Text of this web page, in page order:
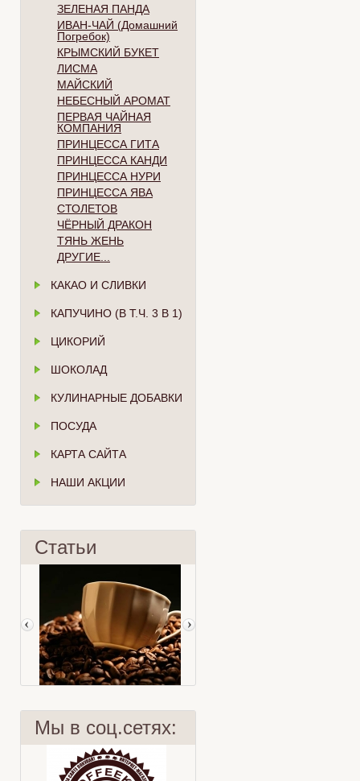
ЗЕЛЕНАЯ ПАНДА
ИВАН-ЧАЙ (Домашний
Погребок)
КРЫМСКИЙ БУКЕТ
ЛИСМА
МАЙСКИЙ
НЕБЕСНЫЙ АРОМАТ
ПЕРВАЯ ЧАЙНАЯ
КОМПАНИЯ
ПРИНЦЕССА ГИТА
ПРИНЦЕССА КАНДИ
ПРИНЦЕССА НУРИ
ПРИНЦЕССА ЯВА
СТОЛЕТОВ
ЧЁРНЫЙ ДРАКОН
ТЯНЬ ЖЕНЬ
ДРУГИЕ...
КАКАО И СЛИВКИ
КАПУЧИНО (В Т.Ч. 3 В 1)
ЦИКОРИЙ
ШОКОЛАД
КУЛИНАРНЫЕ ДОБАВКИ
ПОСУДА
КАРТА САЙТА
НАШИ АКЦИИ
Статьи
Мы в соц.сетях: